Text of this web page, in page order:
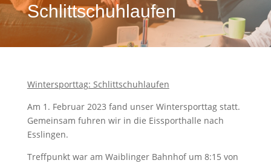
Schlittschuhlaufen
Wintersporttag: Schlittschuhlaufen
Am 1. Februar 2023 fand unser Wintersporttag statt.
Gemeinsam fuhren wir in die Eissporthalle nach
Esslingen.
Treffpunkt war am Waiblinger Bahnhof um 8:15 von